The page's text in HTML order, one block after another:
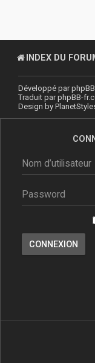
INDEX DU
Développé parphpBB
Traduit parphpBB-
Design by